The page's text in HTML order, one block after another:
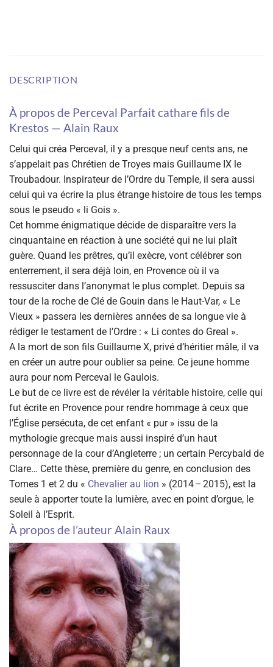
DESCRIPTION
À propos de Perceval Parfait cathare fils de
Krestos — Alain Raux
Celui qui créa Perceval, il y a presque neuf cents ans, ne
s’appelait pas Chrétien de Troyes mais Guillaume IX le
Troubadour. Inspirateur de l’Ordre du Temple, il sera aussi
celui qui va écrire la plus étrange histoire de tous les temps
sous le pseudo « li Gois ».
Cet homme énigmatique décide de disparaître vers la
cinquantaine en réaction à une société qui ne lui plaît
guère. Quand les prêtres, qu’il exècre, vont célébrer son
enterrement, il sera déjà loin, en Provence où il va
ressusciter dans l’anonymat le plus complet. Depuis sa
tour de la roche de Clé de Gouin dans le Haut-Var, « Le
Vieux » passera les dernières années de sa longue vie à
rédiger le testament de l’Ordre : « Li contes do Greal ».
A la mort de son fils Guillaume X, privé d’héritier mâle, il va
en créer un autre pour oublier sa peine. Ce jeune homme
aura pour nom Perceval le Gaulois.
Le but de ce livre est de révéler la véritable histoire, celle qui
fut écrite en Provence pour rendre hommage à ceux que
l’Église persécuta, de cet enfant « pur » issu de la
mythologie grecque mais aussi inspiré d’un haut
personnage de la cour d’Angleterre ; un certain Percybald de
Clare… Cette thèse, première du genre, en conclusion des
Tomes 1 et 2 du « Chevalier au lion » (2014 – 2015), est la
seule à apporter toute la lumière, avec en point d’orgue, le
Soleil à l’Esprit.
À propos de l’auteur Alain Raux